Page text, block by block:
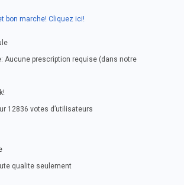
bon marche! Cliquez ici!
Aucune prescription requise (dans notre
12836 votes d’utilisateurs
qualite seulement